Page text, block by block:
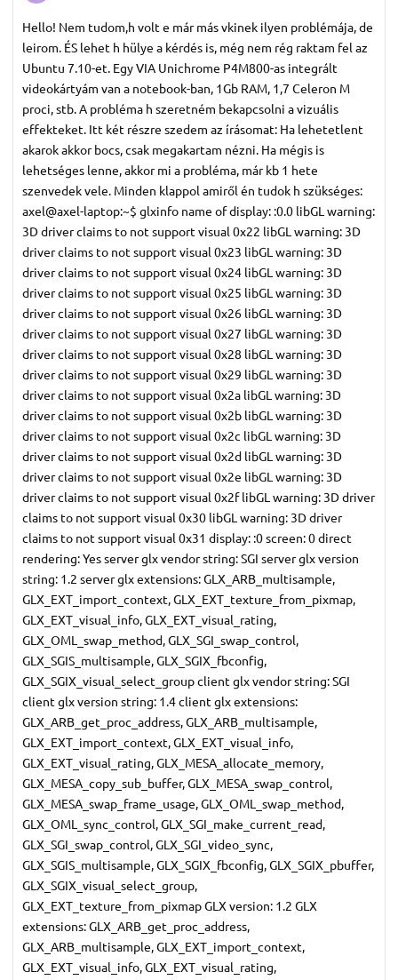
Hello! Nem tudom,h volt e már más vkinek ilyen problémája, de
leirom. ÉS lehet h hülye a kérdés is, még nem rég raktam fel az
Ubuntu 7.10-et. Egy VIA Unichrome P4M800-as integrált
videokártyám van a notebook-ban, 1Gb RAM, 1,7 Celeron M
proci, stb. A probléma h szeretném bekapcsolni a vizuális
effekteket. Itt két részre szedem az írásomat: Ha lehetetlent
akarok akkor bocs, csak megakartam nézni. Ha mégis is
lehetséges lenne, akkor mi a probléma, már kb 1 hete
szenvedek vele. Minden klappol amiről én tudok h szükséges:
axel@axel-laptop:~$ glxinfo name of display: :0.0 libGL warning:
3D driver claims to not support visual 0x22 libGL warning: 3D
driver claims to not support visual 0x23 libGL warning: 3D
driver claims to not support visual 0x24 libGL warning: 3D
driver claims to not support visual 0x25 libGL warning: 3D
driver claims to not support visual 0x26 libGL warning: 3D
driver claims to not support visual 0x27 libGL warning: 3D
driver claims to not support visual 0x28 libGL warning: 3D
driver claims to not support visual 0x29 libGL warning: 3D
driver claims to not support visual 0x2a libGL warning: 3D
driver claims to not support visual 0x2b libGL warning: 3D
driver claims to not support visual 0x2c libGL warning: 3D
driver claims to not support visual 0x2d libGL warning: 3D
driver claims to not support visual 0x2e libGL warning: 3D
driver claims to not support visual 0x2f libGL warning: 3D driver
claims to not support visual 0x30 libGL warning: 3D driver
claims to not support visual 0x31 display: :0 screen: 0 direct
rendering: Yes server glx vendor string: SGI server glx version
string: 1.2 server glx extensions: GLX_ARB_multisample,
GLX_EXT_import_context, GLX_EXT_texture_from_pixmap,
GLX_EXT_visual_info, GLX_EXT_visual_rating,
GLX_OML_swap_method, GLX_SGI_swap_control,
GLX_SGIS_multisample, GLX_SGIX_fbconfig,
GLX_SGIX_visual_select_group client glx vendor string: SGI
client glx version string: 1.4 client glx extensions:
GLX_ARB_get_proc_address, GLX_ARB_multisample,
GLX_EXT_import_context, GLX_EXT_visual_info,
GLX_EXT_visual_rating, GLX_MESA_allocate_memory,
GLX_MESA_copy_sub_buffer, GLX_MESA_swap_control,
GLX_MESA_swap_frame_usage, GLX_OML_swap_method,
GLX_OML_sync_control, GLX_SGI_make_current_read,
GLX_SGI_swap_control, GLX_SGI_video_sync,
GLX_SGIS_multisample, GLX_SGIX_fbconfig, GLX_SGIX_pbuffer,
GLX_SGIX_visual_select_group,
GLX_EXT_texture_from_pixmap GLX version: 1.2 GLX
extensions: GLX_ARB_get_proc_address,
GLX_ARB_multisample, GLX_EXT_import_context,
GLX_EXT_visual_info, GLX_EXT_visual_rating,